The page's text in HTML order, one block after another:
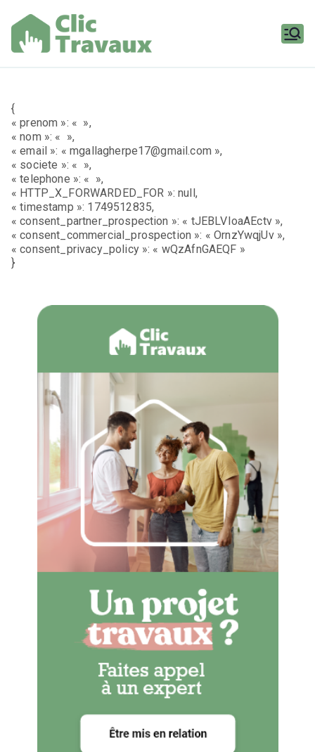
contenu
{
« prenom »: « »,
« nom »: « »,
« email »: « mgallagherpe17@gmail.com »,
« societe »: « »,
« telephone »: « »,
« HTTP_X_FORWARDED_FOR »: null,
« timestamp »: 1749512835,
« consent_partner_prospection »: « tJEBLVIoaAEctv »,
« consent_commercial_prospection »: « OrnzYwqjUv »,
« consent_privacy_policy »: « wQzAfnGAEQF »
}